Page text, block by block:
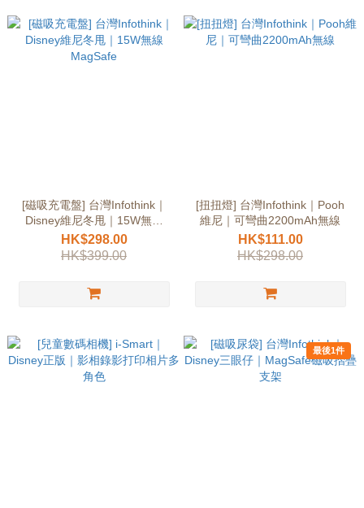
[磁吸充電盤] 台灣Infothink｜
Disney維尼冬甩｜15W無線
MagSafe
HK$298.00
HK$399.00
[扭扭燈] 台灣Infothink｜Pooh
維尼｜可彎曲2200mAh無線
HK$111.00
HK$298.00
最後1件